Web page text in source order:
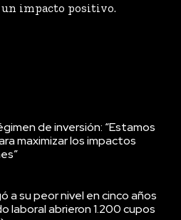
impacto positivo.
de inversión: “Estamos
maximizar los impactos
a su peor nivel en cinco años
laboral abrieron 1.200 cupos